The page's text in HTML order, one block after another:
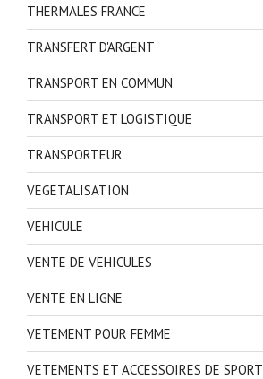
THERMALES FRANCE
TRANSFERT D'ARGENT
TRANSPORT EN COMMUN
TRANSPORT ET LOGISTIQUE
TRANSPORTEUR
VEGETALISATION
VEHICULE
VENTE DE VEHICULES
VENTE EN LIGNE
VETEMENT POUR FEMME
VETEMENTS ET ACCESSOIRES DE SPORT